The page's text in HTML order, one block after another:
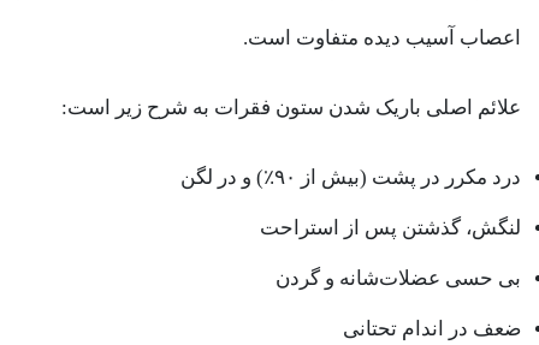
اعصاب آسیب دیده متفاوت است.
علائم اصلی باریک شدن ستون فقرات به شرح زیر است:
درد مکرر در پشت (بیش از ۹۰٪) و در لگن
لنگش، گذشتن پس از استراحت
بی حسی عضلات‌شانه و گردن
ضعف در اندام تحتانی